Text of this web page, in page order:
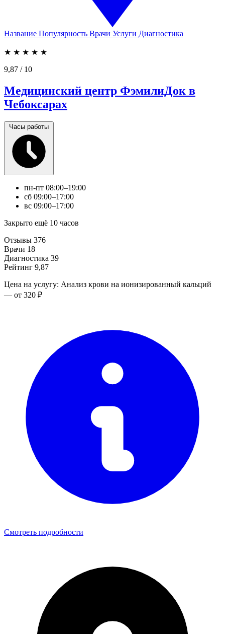
Название Популярность Врачи Услуги Диагностика
★ ★ ★ ★ ★
9,87 / 10
Медицинский центр ФэмилиДок в
Чебоксарах
Часы работы
пн-пт 08:00–19:00
сб 09:00–17:00
вс 09:00–17:00
Закрыто ещё 10 часов
Отзывы 376
Врачи 18
Диагностика 39
Рейтинг 9,87
Цена на услугу: Анализ крови на ионизированный кальций
— от 320 ₽
Смотреть подробности